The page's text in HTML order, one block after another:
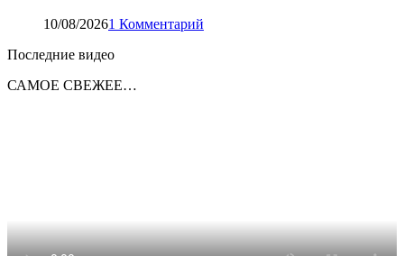
10/08/20261 Комментарий
Последние видео
САМОЕ СВЕЖЕЕ…